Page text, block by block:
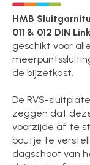
HMB
011 & 012 DIN
geschikt voor
de bijzetkast.
De RVS-
zeggen dat
voorzijde af te
boutje te
dagschoot van